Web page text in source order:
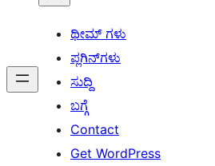
ಥೀಮ್ ಗಳು
ಪ್ಲಗಿನ್‌ಗಳು
ಸುದ್ದಿ
ಬಗ್ಗೆ
Contact
Get WordPress